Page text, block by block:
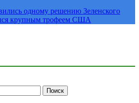
одному решению Зеленского
крупным трофеем США